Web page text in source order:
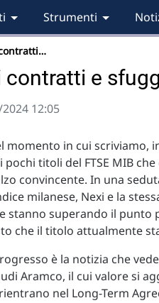
Strumenti
e
12:05
momento in cui scriviamo,
pochi titoli del FTSE MIB
convincente. In una
milanese, Nexi e la
stanno superando il punto
che il titolo attualmente
è la notizia che
Aramco, il cui valore si
nel Long-Term